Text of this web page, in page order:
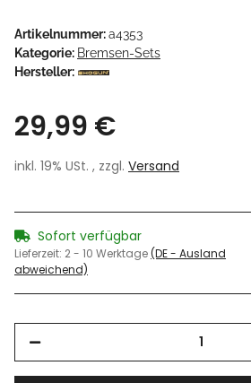
Artikelnummer:a4353
Kategorie: Bremsen-Sets
Hersteller:
29,99 €
inkl. 19% USt. , zzgl. Versand
Sofort verfügbar
Lieferzeit: 2 - 10 Werktage(DE - Ausland
abweichend)